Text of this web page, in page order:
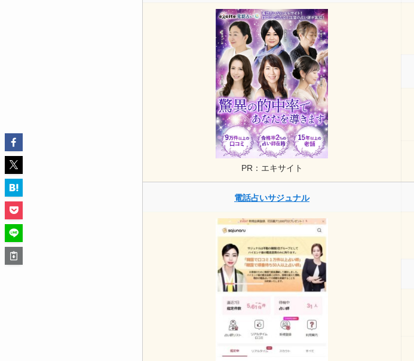
PR：エキサイト
電話占いサジュナル